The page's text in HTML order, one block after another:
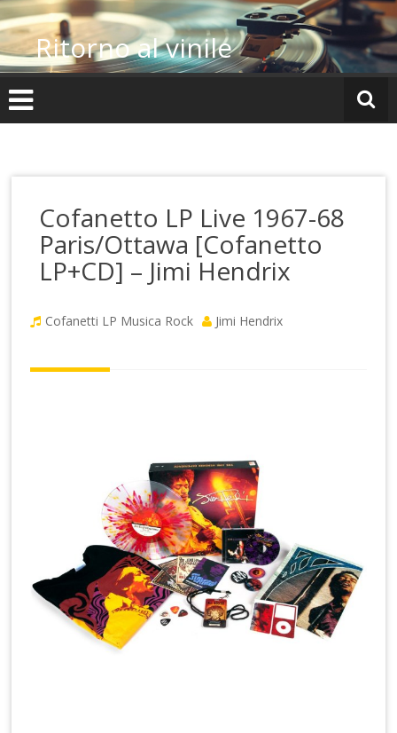
Vai
al
contenutoRitorno al vinile
Cofanetto LP Live 1967-68
Paris/Ottawa [Cofanetto
LP+CD] – Jimi Hendrix
Cofanetti LP Musica Rock Jimi Hendrix